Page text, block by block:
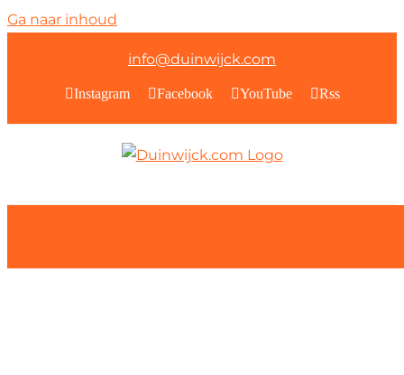
Ga naar inhoud
info@duinwijck.com
Instagram Facebook YouTube Rss